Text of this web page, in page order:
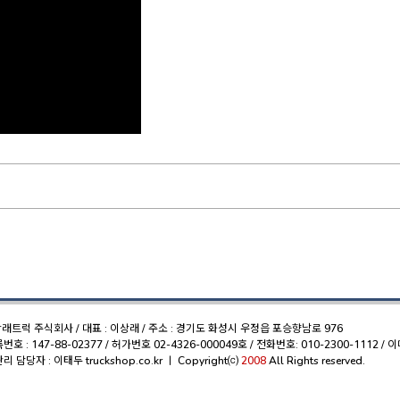
트럭 주식회사 / 대표 : 이상래 / 주소 : 경기도 화성시 우정읍 포승향남로 976
번호 : 147-88-02377 / 허가번호 02-4326-000049호 / 전화번호: 010-2300-1112 /
리 담당자 : 이태두 truckshop.co.krㅣ Copyright⒞ 2008 All Rights reserved.